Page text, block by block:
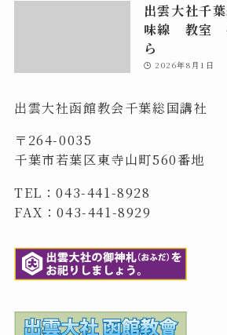
出雲大社千
味線 教室
ら
2026年8月1日
出雲大社函館教会千葉総国講社
〒264-0035
千葉市若葉区東寺山町560番地
TEL：043-441-8928
FAX：043-441-8929